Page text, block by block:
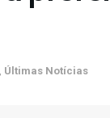
Últimas Notícias